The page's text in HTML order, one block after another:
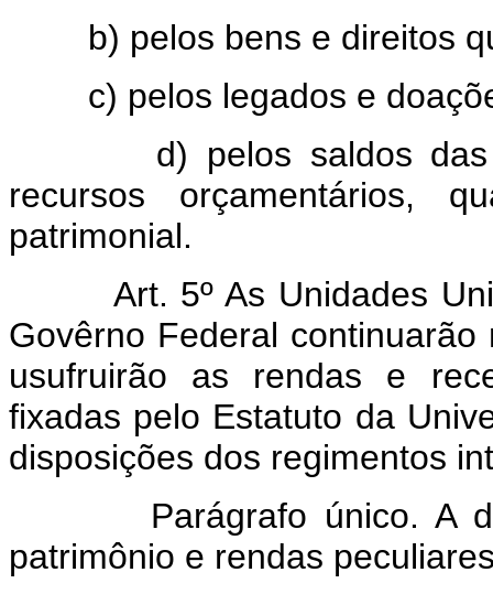
b) pelos bens e direitos
c) pelos legados e
d) pelos saldos das
recursos orçamentários,
patrimonial.
Art. 5º As Unidades
Govêrno Federal
usufruirão as rendas e
fixadas pelo Estatuto da
disposições dos regimentos
Parágrafo único. A
patrimônio e rendas